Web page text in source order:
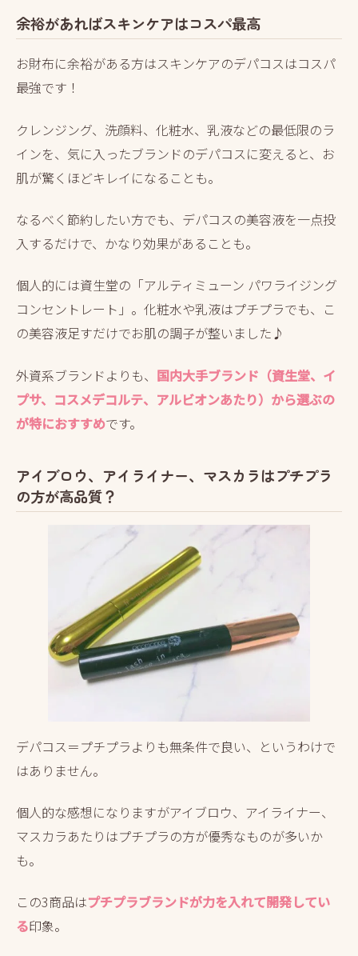
余裕があればスキンケアはコスパ最高
お財布に余裕がある方はスキンケアのデパコスはコスパ
最強です！
クレンジング、洗顔料、化粧水、乳液などの最低限のラ
インを、気に入ったブランドのデパコスに変えると、お
肌が驚くほどキレイになることも。
なるべく節約したい方でも、デパコスの美容液を一点投
入するだけで、かなり効果があることも。
個人的には資生堂の「アルティミューン パワライジング
コンセントレート」。化粧水や乳液はプチプラでも、こ
の美容液足すだけでお肌の調子が整いました♪
外資系ブランドよりも、 国内大手ブランド（資生堂、イ
プサ、コスメデコルテ、アルビオンあたり）から選ぶの
が特におすすめです。
アイブロウ、アイライナー、マスカラはプチプラ
の方が高品質？
デパコス＝プチプラよりも無条件で良い、というわけで
はありません。
個人的な感想になりますがアイブロウ、アイライナー、
マスカラあたりはプチプラの方が優秀なものが多いか
も。
この3商品はプチプラブランドが力を入れて開発してい
る印象。